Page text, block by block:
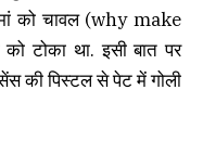
को चावल (why make
टोका था. इसी बात पर
की पिस्टल से पेट में गोली